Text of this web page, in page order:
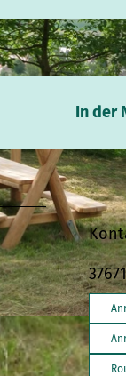
In der